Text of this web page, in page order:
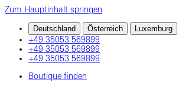
Zum Hauptinhalt springen
Deutschland Österreich Luxemburg
+49 35053 569899
+49 35053 569899
+49 35053 569899
Boutique finden